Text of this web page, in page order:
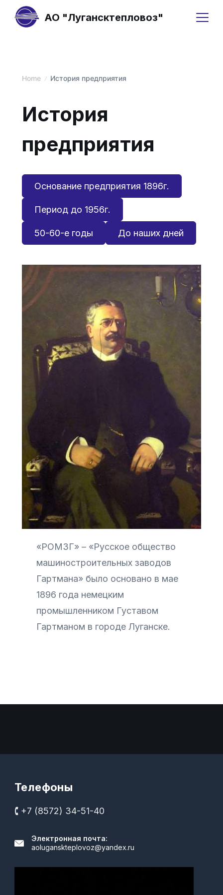
АО "Лугансктепловоз"
Home История предприятия
История
предприятия
Основание предприятия 1896г.
Период до 1956г.
50-60-е годы До наших дней
«РОМЗГ» – «Русское общество
машиностроительных заводов
Гартмана» было основано в мае
1896 года немецким
промышленником Густавом
Гартманом в городе Луганске.
Телефоны
🕻 +7 (8572) 34-51-40
Электронная почта:
aoluganskteplovoz@yandex.ru